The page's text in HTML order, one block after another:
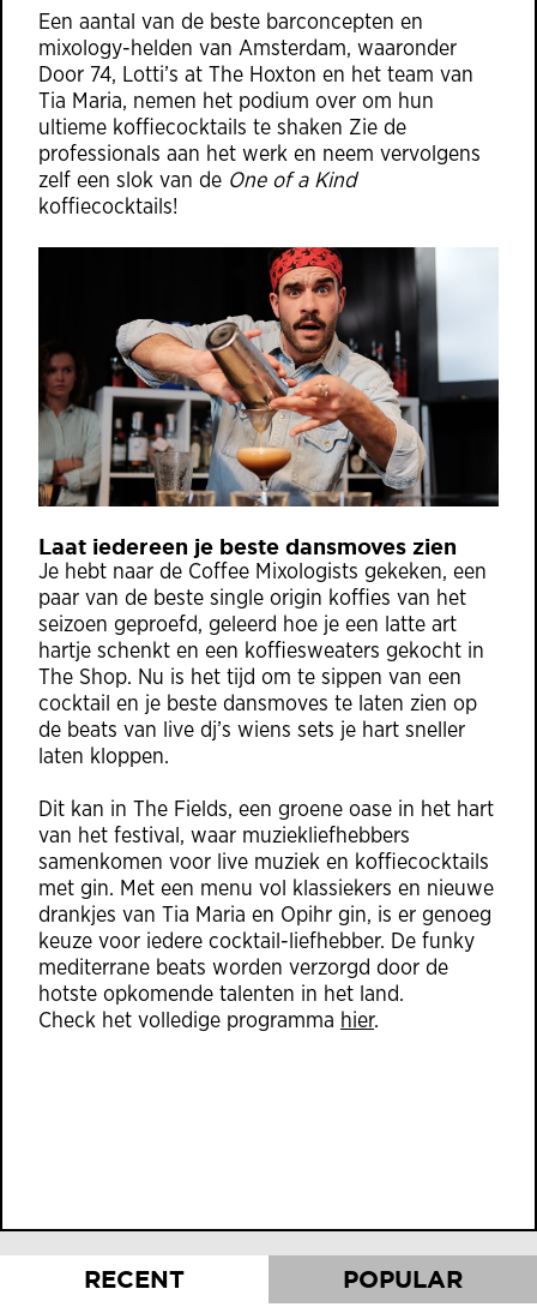
Een aantal van de beste barconcepten en
mixology-helden van Amsterdam, waaronder
Door 74, Lotti’s at The Hoxton en het team van
Tia Maria, nemen het podium over om hun
ultieme koffiecocktails te shaken Zie de
professionals aan het werk en neem vervolgens
zelf een slok van de One of a Kind
koffiecocktails!
Laat iedereen je beste dansmoves zien
Je hebt naar de Coffee Mixologists gekeken, een
paar van de beste single origin koffies van het
seizoen geproefd, geleerd hoe je een latte art
hartje schenkt en een koffiesweaters gekocht in
The Shop. Nu is het tijd om te sippen van een
cocktail en je beste dansmoves te laten zien op
de beats van live dj’s wiens sets je hart sneller
laten kloppen.
Dit kan in The Fields, een groene oase in het hart
van het festival, waar muziekliefhebbers
samenkomen voor live muziek en koffiecocktails
met gin. Met een menu vol klassiekers en nieuwe
drankjes van Tia Maria en Opihr gin, is er genoeg
keuze voor iedere cocktail-liefhebber. De funky
mediterrane beats worden verzorgd door de
hotste opkomende talenten in het land.
Check het volledige programma hier.
RECENT POPULAR